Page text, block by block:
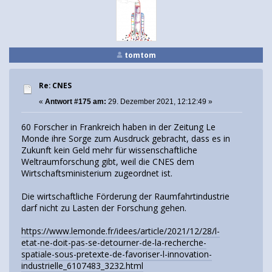
tomtom
Re: CNES
« Antwort #175 am: 29. Dezember 2021, 12:12:49 »
60 Forscher in Frankreich haben in der Zeitung Le
Monde ihre Sorge zum Ausdruck gebracht, dass es in
Zukunft kein Geld mehr für wissenschaftliche
Weltraumforschung gibt, weil die CNES dem
Wirtschaftsministerium zugeordnet ist.
Die wirtschaftliche Förderung der Raumfahrtindustrie
darf nicht zu Lasten der Forschung gehen.
https://www.lemonde.fr/idees/article/2021/12/28/l-
etat-ne-doit-pas-se-detourner-de-la-recherche-
spatiale-sous-pretexte-de-favoriser-l-innovation-
industrielle_6107483_3232.html